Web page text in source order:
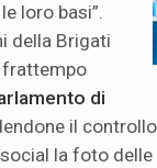
loro basi”.
della Brigati
frattempo
di
il
la foto